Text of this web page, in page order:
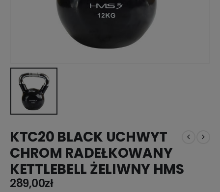
KTC20 BLACK UCHWYT
CHROM RADEŁKOWANY
KETTLEBELL ŻELIWNY HMS
289,00zł